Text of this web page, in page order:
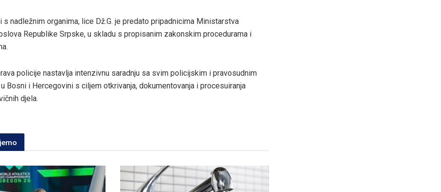
s nadležnim organima, lice Dž.G. je predato pripadnicima Ministarstva
Republike Srpske, u skladu s propisanim zakonskim procedurama i
policije nastavlja intenzivnu saradnju sa svim policijskim i pravosudnim
Bosni i Hercegovini s ciljem otkrivanja, dokumentovanja i procesuiranja
djela.